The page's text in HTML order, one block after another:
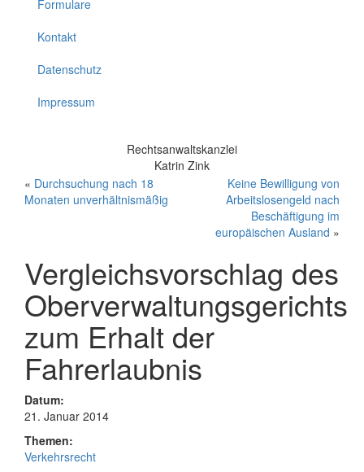
Formulare
Kontakt
Datenschutz
Impressum
Rechtsanwaltskanzlei
Katrin Zink
« Durchsuchung nach 18
Monaten unverhältnismäßig
Keine Bewilligung von
Arbeitslosengeld nach
Beschäftigung im
europäischen Ausland »
Vergleichsvorschlag des
Oberverwaltungsgerichts
zum Erhalt der
Fahrerlaubnis
Datum:
21. Januar 2014
Themen:
Verkehrsrecht